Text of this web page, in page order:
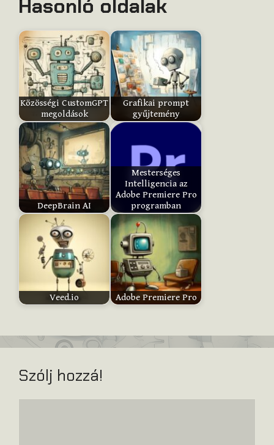
t
h
i
e
m
:
Submit
Rating
Hasonló oldalak
Közösségi CustomGPT
megoldások
Grafikai prompt
gyűjtemény
DeepBrain AI
Mesterséges
Intelligencia az
Adobe Premiere Pro
programban
Veed.io Adobe Premiere Pro
Szólj hozzá!